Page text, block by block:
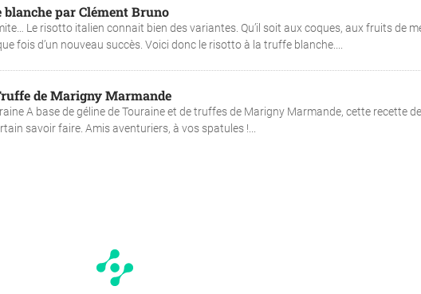
par Clément Bruno
Le risotto italien connait bien des variantes. Qu’il soit aux coques, aux fruits de
fois d’un nouveau succès. Voici donc le risotto à la truffe blanche....
de Marigny Marmande
A base de géline de Touraine et de truffes de Marigny Marmande, cette recette de
savoir faire. Amis aventuriers, à vos spatules !...